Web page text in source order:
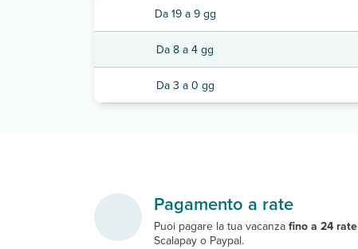
Da 19 a 9 gg
Da 8 a 4 gg
Da 3 a 0 gg
Pagamento a rate
Puoi pagare la tua vacanza fino a 24 rate
Scalapay o Paypal.